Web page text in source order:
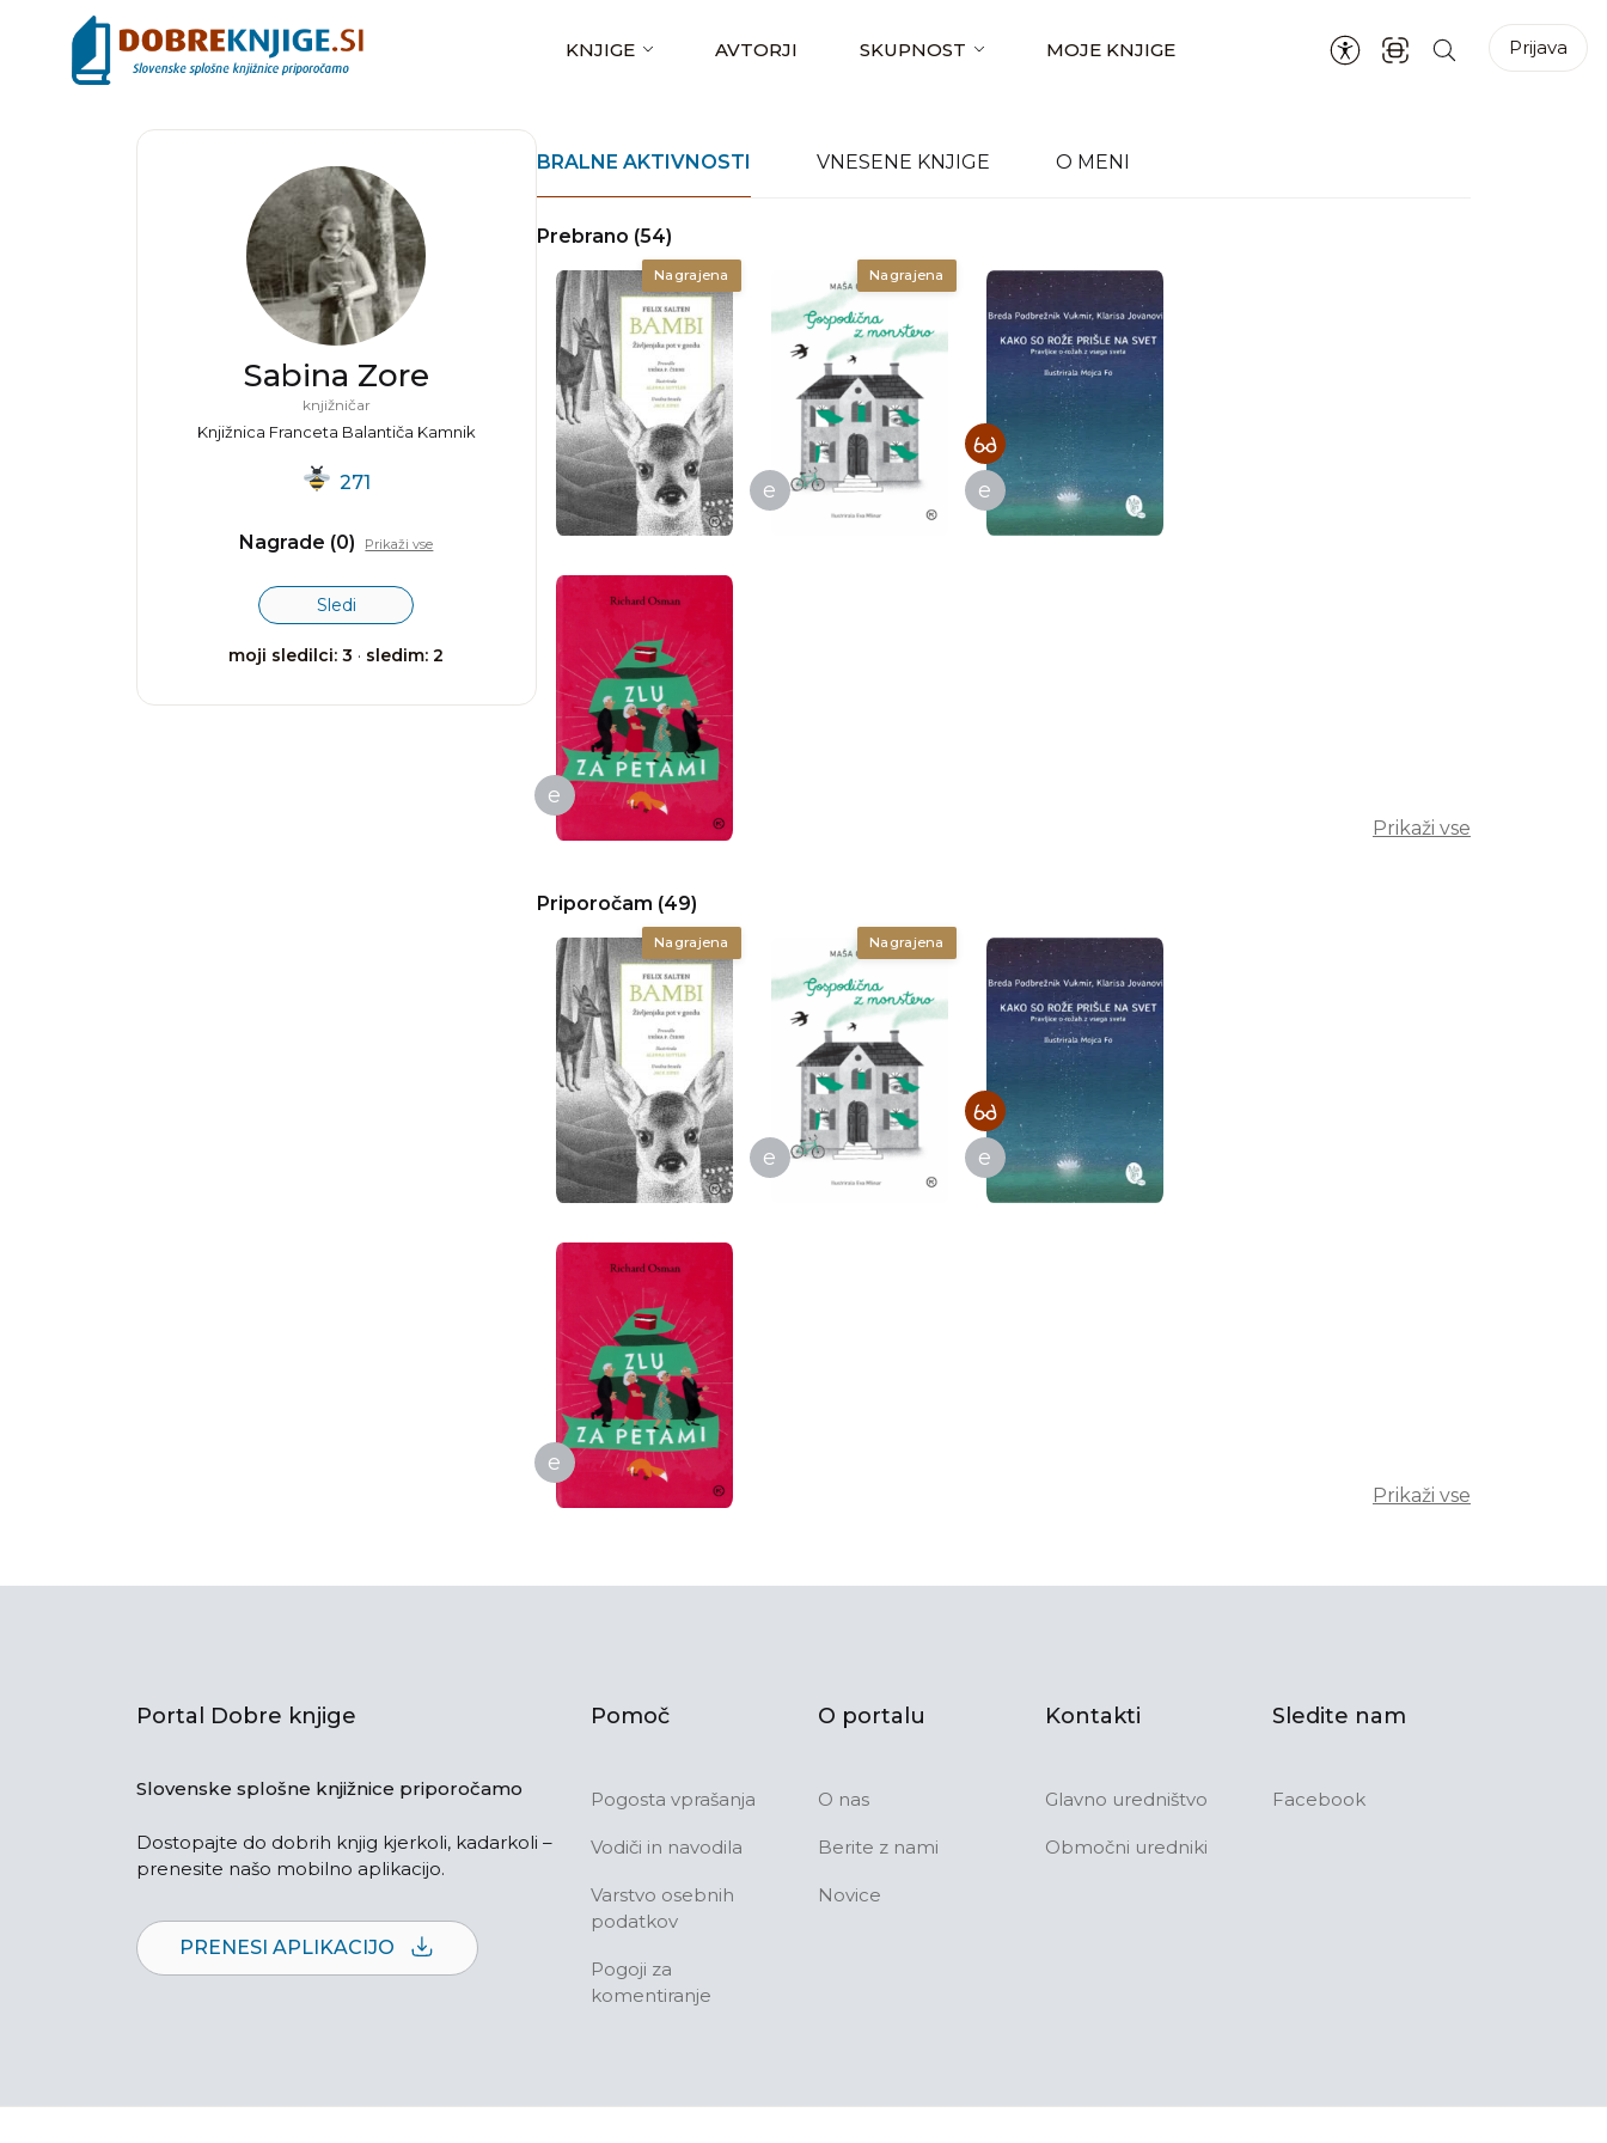
KNJIGE AVTORJI SKUPNOST MOJE KNJIGE Prijava
Sabina Zore
knjižničar
Knjižnica Franceta Balantiča Kamnik
271
Nagrade (0) Prikaži vse
Sledi
moji sledilci: 3 · sledim: 2
BRALNE AKTIVNOSTI VNESENE KNJIGE O MENI
Prebrano (54)
Nagrajena Nagrajena
e e
e
Prikaži vse
Priporočam (49)
Nagrajena Nagrajena
e e
e
Prikaži vse
Portal Dobre knjige
Slovenske splošne knjižnice priporočamo
Dostopajte do dobrih knjig kjerkoli, kadarkoli –
prenesite našo mobilno aplikacijo.
PRENESI APLIKACIJO
Pomoč
Pogosta vprašanja
Vodiči in navodila
Varstvo osebnih
podatkov
Pogoji za
komentiranje
O portalu
O nas
Berite z nami
Novice
Kontakti
Glavno uredništvo
Območni uredniki
Sledite nam
Facebook